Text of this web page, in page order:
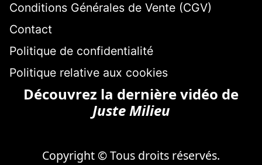
Conditions Générales de Vente (CGV)
Contact
Politique de confidentialité
Politique relative aux cookies
Découvrez la dernière vidéo de
Juste Milieu
Copyright © Tous droits réservés.